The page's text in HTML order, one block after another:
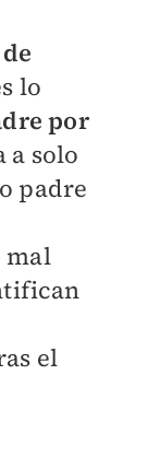
lo
por
a solo
padre
mal
el